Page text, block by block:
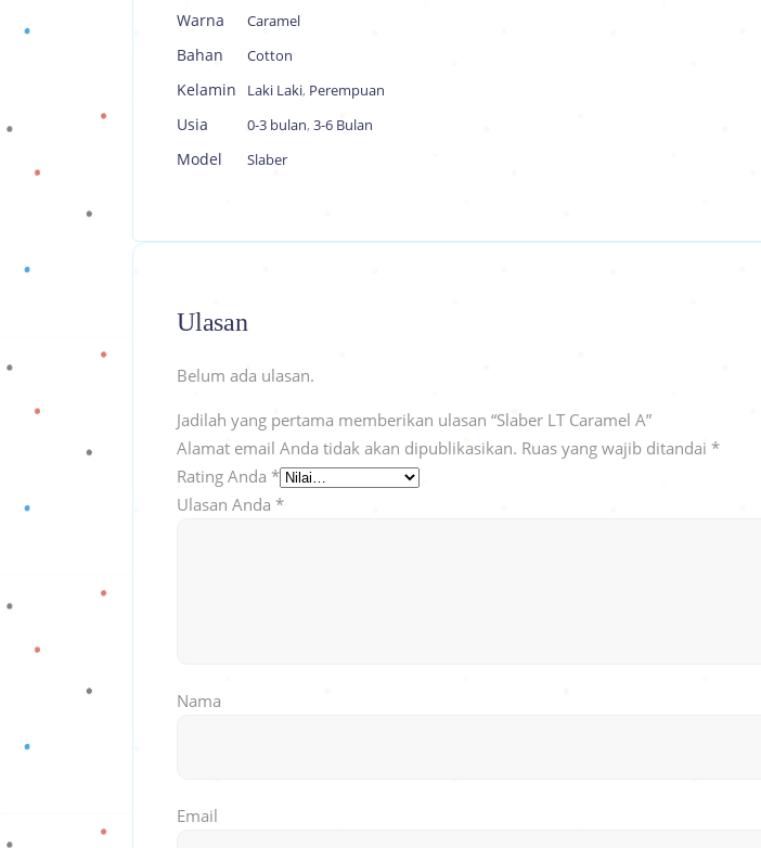
Warna Caramel
Bahan Cotton
Kelamin Laki Laki, Perempuan
Usia 0-3 bulan, 3-6 Bulan
Model Slaber
Ulasan
Belum ada ulasan.
Jadilah yang pertama memberikan ulasan “Slaber LT Caramel A”
Alamat email Anda tidak akan dipublikasikan. Ruas yang wajib ditandai *
Rating Anda *
Ulasan Anda *
Nama
Email